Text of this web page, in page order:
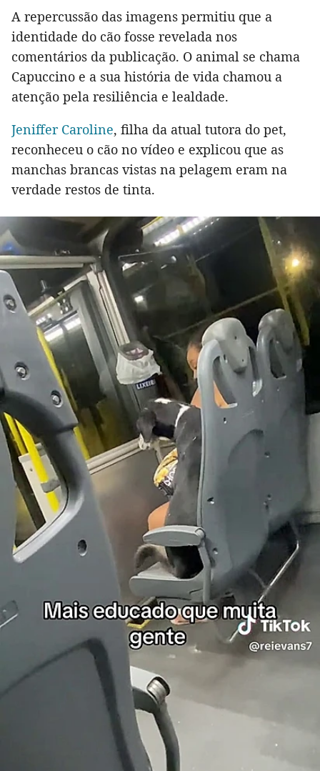
A repercussão das imagens permitiu que a
identidade do cão fosse revelada nos
comentários da publicação. O animal se chama
Capuccino e a sua história de vida chamou a
atenção pela resiliência e lealdade.
Jeniffer Caroline, filha da atual tutora do pet,
reconheceu o cão no vídeo e explicou que as
manchas brancas vistas na pelagem eram na
verdade restos de tinta.